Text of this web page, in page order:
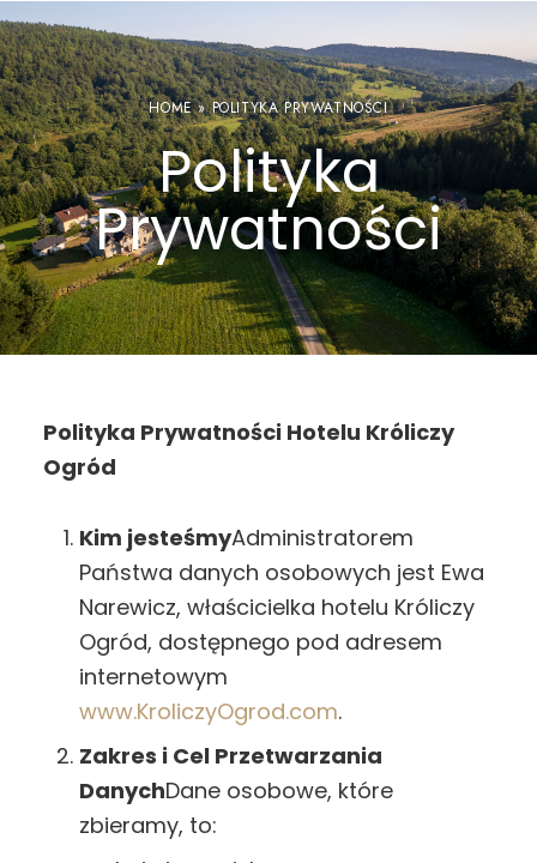
HOME»POLITYKA PRYWATNOŚCI
Polityka
Prywatności
Polityka Prywatności Hotelu Króliczy
Ogród
Kim jesteśmyAdministratorem
Państwa danych osobowych jest Ewa
Narewicz, właścicielka hotelu Króliczy
Ogród, dostępnego pod adresem
internetowym
www.KroliczyOgrod.com.
Zakres i Cel Przetwarzania
DanychDane osobowe, które
zbieramy, to: